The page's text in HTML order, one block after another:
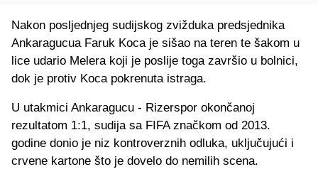
Nakon posljednjeg sudijskog zvižduka predsjednika
Ankaragucua Faruk Koca je sišao na teren te šakom u
lice udario Melera koji je poslije toga završio u bolnici,
dok je protiv Koca pokrenuta istraga.
U utakmici Ankaragucu - Rizerspor okončanoj
rezultatom 1:1, sudija sa FIFA značkom od 2013.
godine donio je niz kontroverznih odluka, uključujući i
crvene kartone što je dovelo do nemilih scena.